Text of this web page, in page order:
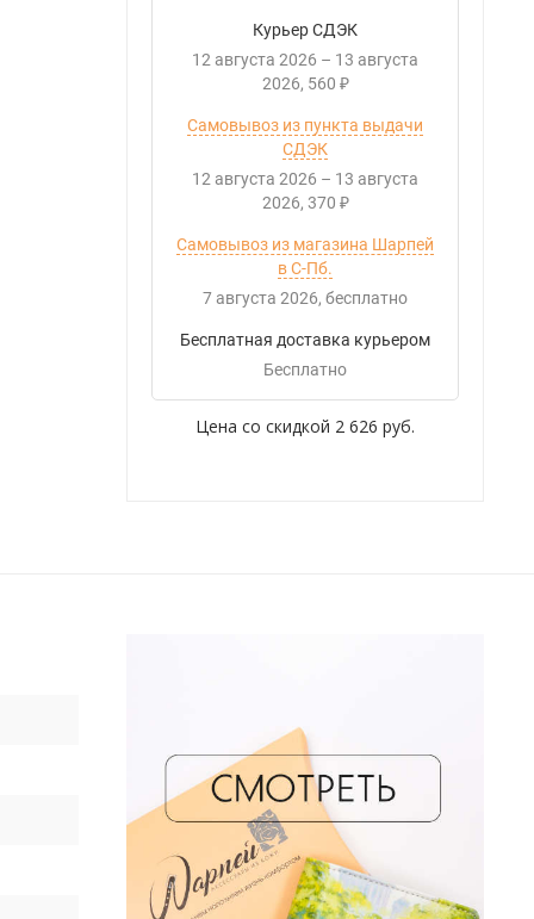
Курьер СДЭК
12 августа 2026 – 13 августа
2026 560 ₽
Самовывоз из пункта выдачи
СДЭК
12 августа 2026 – 13 августа
2026 370 ₽
Самовывоз из магазина Шарпей
в С-Пб.
7 августа 2026
Бесплатно
Бесплатная доставка курьером
Бесплатно
Цена со скидкой 2 626 руб.